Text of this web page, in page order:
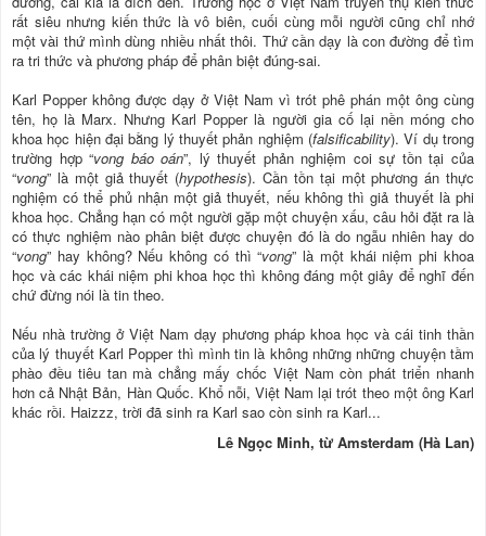
rất siêu nhưng kiến thức là vô biên, cuối cùng mỗi người cũng chỉ nhớ
một vài thứ mình dùng nhiều nhất thôi. Thứ cần dạy là con đường để tìm
ra tri thức và phương pháp để phân biệt đúng-sai.
Karl Popper không được dạy ở Việt Nam vì trót phê phán một ông cùng
tên, họ là Marx. Nhưng Karl Popper là người gia cố lại nền móng cho
khoa học hiện đại bằng lý thuyết phản nghiệm (falsificability). Ví dụ trong
trường hợp “vong báo oán”, lý thuyết phản nghiệm coi sự tồn tại của
“vong” là một giả thuyết (hypothesis). Cần tồn tại một phương án thực
nghiệm có thể phủ nhận một giả thuyết, nếu không thì giả thuyết là phi
khoa học. Chẳng hạn có một người gặp một chuyện xấu, câu hỏi đặt ra là
có thực nghiệm nào phân biệt được chuyện đó là do ngẫu nhiên hay do
“vong” hay không? Nếu không có thì “vong” là một khái niệm phi khoa
học và các khái niệm phi khoa học thì không đáng một giây để nghĩ đến
chứ đừng nói là tin theo.
Nếu nhà trường ở Việt Nam dạy phương pháp khoa học và cái tinh thần
của lý thuyết Karl Popper thì mình tin là không những những chuyện tầm
phào đều tiêu tan mà chẳng mấy chốc Việt Nam còn phát triển nhanh
hơn cả Nhật Bản, Hàn Quốc. Khổ nỗi, Việt Nam lại trót theo một ông Karl
khác rồi. Haizzz, trời đã sinh ra Karl sao còn sinh ra Karl...
Lê Ngọc Minh, từ Amsterdam (Hà Lan)